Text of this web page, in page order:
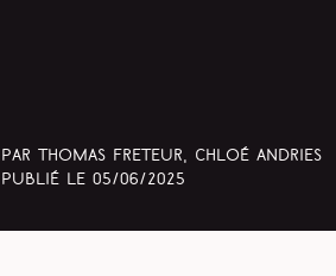
Par Thomas Freteur, Chloé Andries
Publié le 05/06/2025